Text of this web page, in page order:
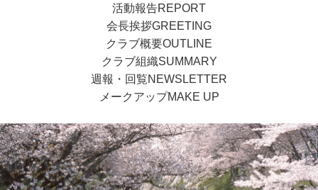
活動報告REPORT
会長挨拶GREETING
クラブ概要OUTLINE
クラブ組織SUMMARY
週報・回覧NEWSLETTER
メークアップMAKE UP